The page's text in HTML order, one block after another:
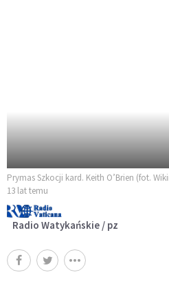
Prymas Szkocji kard. Keith O’Brien (fot.
13 lat temu
Radio Watykańskie / pz